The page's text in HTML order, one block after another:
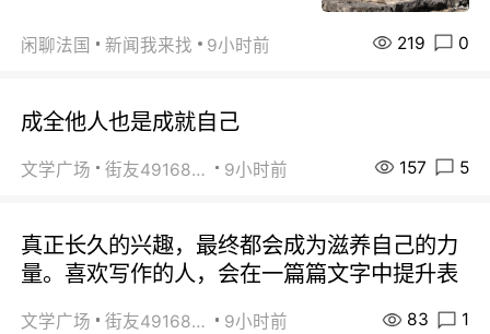
闲聊法国 新闻我来找 9小时前 219 0
成全他人也是成就自己
文学广场 街友49168527 9小时前 157 5
真正长久的兴趣，最终都会成为滋养自己的力
量。喜欢写作的人，会在一篇篇文字中提升表
文学广场 街友49168527 9小时前 83 1